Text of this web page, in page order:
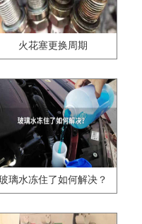
火花塞更换周期
璃水冻住了如何解决？